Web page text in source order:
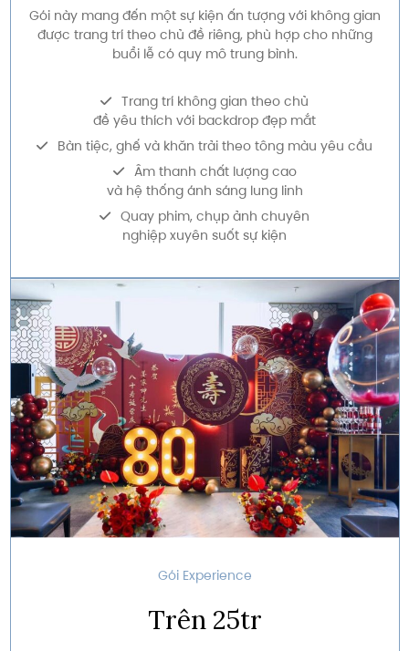
Gói này mang đến một sự kiện ấn tượng với không gian
được trang trí theo chủ đề riêng, phù hợp cho những
buổi lễ có quy mô trung bình.
Trang trí không gian theo chủ
đề yêu thích với backdrop đẹp mắt
Bàn tiệc, ghế và khăn trải theo tông màu yêu cầu
Âm thanh chất lượng cao
và hệ thống ánh sáng lung linh
Quay phim, chụp ảnh chuyên
nghiệp xuyên suốt sự kiện
Gói Experience
Trên 25tr